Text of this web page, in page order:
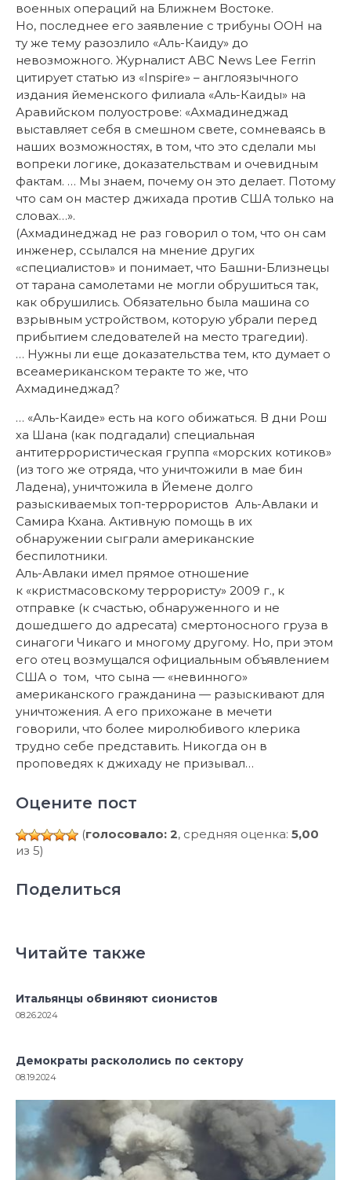
военных операций на Ближнем Востоке.
Но, последнее его заявление с трибуны ООН на
ту же тему разозлило «Аль-Каиду» до
невозможного. Журналист ABC News Lee Ferrin
цитирует статью из «Inspire» – англоязычного
издания йеменского филиала «Аль-Каиды» на
Аравийском полуострове: «Ахмадинеджад
выставляет себя в смешном свете, сомневаясь в
наших возможностях, в том, что это сделали мы
вопреки логике, доказательствам и очевидным
фактам. … Мы знаем, почему он это делает. Потому
что сам он мастер джихада против США только на
словах…».
(Ахмадинеджад не раз говорил о том, что он сам
инженер, ссылался на мнение других
«специалистов» и понимает, что Башни-Близнецы
от тарана самолетами не могли обрушиться так,
как обрушились. Обязательно была машина со
взрывным устройством, которую убрали перед
прибытием следователей на место трагедии).
… Нужны ли еще доказательства тем, кто думает о
всеамериканском теракте то же, что
Ахмадинеджад?
… «Аль-Каиде» есть на кого обижаться. В дни Рош
ха Шана (как подгадали) специальная
антитеррористическая группа «морских котиков»
(из того же отряда, что уничтожили в мае бин
Ладена), уничтожила в Йемене долго
разыскиваемых топ-террористов Аль-Авлаки и
Самира Кхана. Активную помощь в их
обнаружении сыграли американские
беспилотники.
Аль-Авлаки имел прямое отношение
к «кристмасовскому террористу» 2009 г., к
отправке (к счастью, обнаруженного и не
дошедшего до адресата) смертоносного груза в
синагоги Чикаго и многому другому. Но, при этом
его отец возмущался официальным объявлением
США о том, что сына — «невинного»
американского гражданина — разыскивают для
уничтожения. А его прихожане в мечети
говорили, что более миролюбивого клерика
трудно себе представить. Никогда он в
проповедях к джихаду не призывал…
Оцените пост
(голосовало: 2, средняя оценка: 5,00
из 5)
Поделиться
Читайте также
Итальянцы обвиняют сионистов
08.26.2024
Демократы раскололись по сектору
08.19.2024